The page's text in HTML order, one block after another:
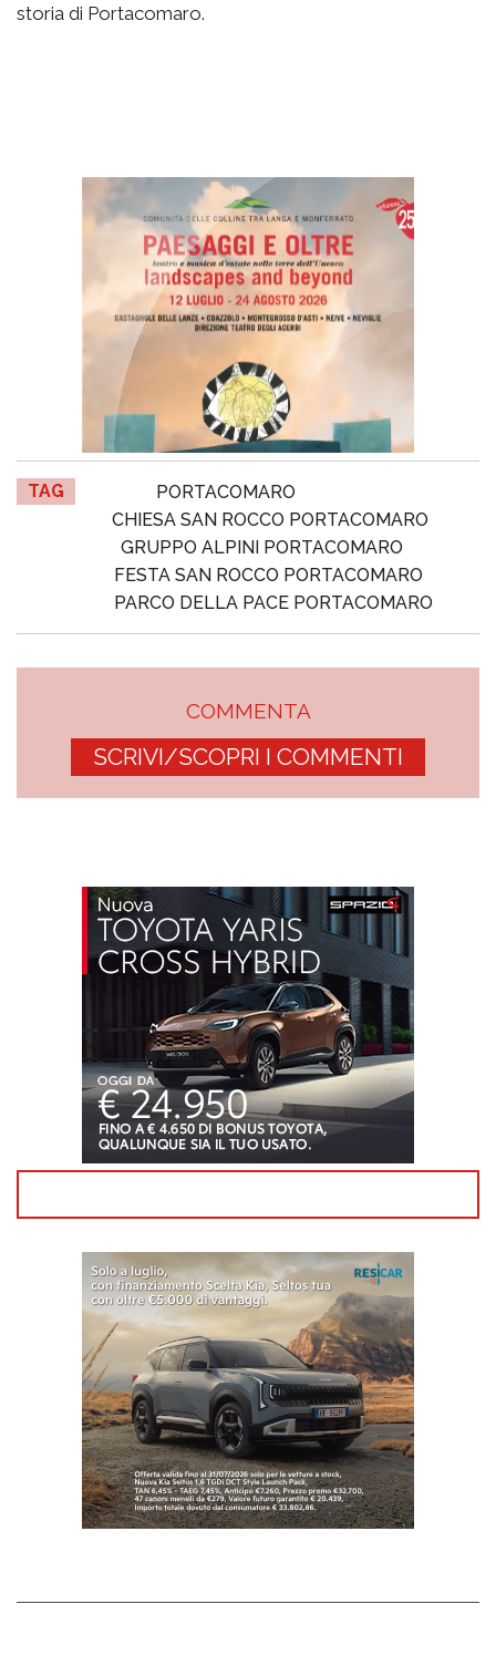
storia di Portacomaro.
TAG
PORTACOMARO
CHIESA SAN ROCCO PORTACOMARO
GRUPPO ALPINI PORTACOMARO
FESTA SAN ROCCO PORTACOMARO
PARCO DELLA PACE PORTACOMARO
COMMENTA
SCRIVI/SCOPRI I COMMENTI